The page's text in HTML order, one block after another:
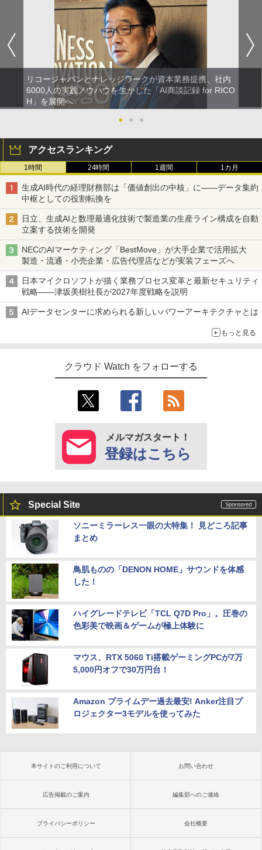
リコージャパンとナレッジワークが資本業務提携、社内
6000人の実践ノウハウを生かした「AI商談記録 for RICO
H」を展開へ
●
● ●
アクセスランキング
1時間 24時間 1週間 1カ月
生成AI時代の経理財務部は「価値創出の中核」に――データ集約
中枢としての役割転換を
日立、生成AIと数理最適化技術で製造業の生産ライン構成を自動
立案する技術を開発
NECのAIマーケティング「BestMove」が大手企業で活用拡大
製造・流通・小売企業・広告代理店などが実装フェーズへ
日本マイクロソフトが描く業務プロセス変革と最新セキュリティ
戦略――津坂美樹社長が2027年度戦略を説明
AIデータセンターに求められる新しいパワーアーキテクチャとは
もっと見る
クラウド Watch をフォローする
メルマガスタート！
登録はこちら
Special Site
ソニーミラーレス一眼の大特集！ 見どころ記事
まとめ
鳥肌ものの「DENON HOME」サウンドを体感
した！
ハイグレードテレビ「TCL Q7D Pro」。圧巻の
色彩美で映画＆ゲームが極上体験に
マウス、RTX 5060 Ti搭載ゲーミングPCが7万
5,000円オフで30万円台！
Amazon プライムデー過去最安! Anker注目プ
ロジェクター3モデルを使ってみた
本サイトのご利用について お問い合わせ
広告掲載のご案内 編集部へのご連絡
プライバシーポリシー 会社概要